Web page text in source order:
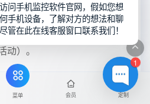
权的销售活动（包括利用华
动）。
菜单 会员 定制
1
问手机监控软件官网，假如您想
手机设备，了解对方的想法和聊
管在此在线客服窗口联系我们！